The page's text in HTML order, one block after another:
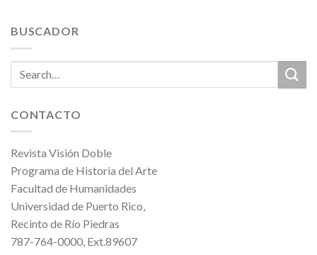
BUSCADOR
CONTACTO
Revista Visión Doble
Programa de Historia del Arte
Facultad de Humanidades
Universidad de Puerto Rico,
Recinto de Río Piedras
787-764-0000, Ext.89607